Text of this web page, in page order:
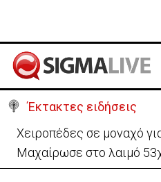
Έκτακτες ειδήσεις
Χειροπέδες σε μοναχό
Μαχαίρωσε στο λαιμό